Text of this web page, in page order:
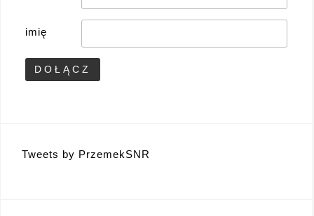
imię
Tweets by PrzemekSNR